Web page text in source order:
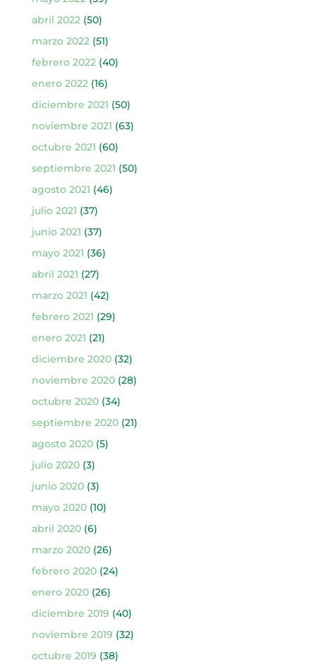
abril 2022(50)
marzo 2022(51)
febrero 2022(40)
enero 2022(16)
diciembre 2021 (50)
noviembre 2021 (63)
octubre 2021 (60)
septiembre 2021 (50)
agosto 2021 (46)
julio 2021 (37)
junio 2021 (37)
mayo 2021 (36)
abril 2021 (27)
marzo 2021 (42)
febrero 2021 (29)
enero 2021 (21)
diciembre 2020(32)
noviembre 2020(28)
octubre 2020(34)
septiembre 2020(21)
agosto 2020(5)
julio 2020(3)
junio 2020(3)
mayo 2020(10)
abril 2020(6)
marzo 2020(26)
febrero 2020(24)
enero 2020(26)
diciembre 2019 (40)
noviembre 2019 (32)
octubre 2019 (38)